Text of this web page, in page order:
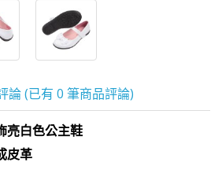
論 (已有 0 筆商品評論)
亮白色公主鞋
皮革